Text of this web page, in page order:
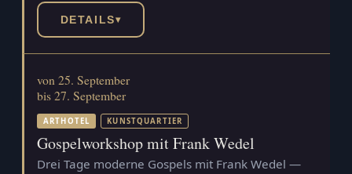
DETAILS▾
von 25. September
bis 27. September
ARTHOTEL KUNSTQUARTIER
Gospelworkshop mit Frank Wedel
Drei Tage moderne Gospels mit Frank Wedel —